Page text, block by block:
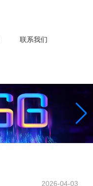
联系我们
2026-04-03